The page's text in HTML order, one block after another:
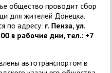
общество проводит сбор
для жителей Донецка.
по адресу: г. Пенза, ул.
в рабочие дни, тел.: +7
автотранспортом в